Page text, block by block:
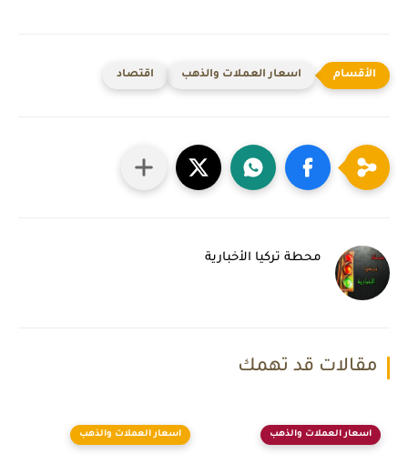
اسعار العملات والذهب اقتصاد
محطة تركيا الأخبارية
مقالات قد تهمك
اسعار العملات والذهب اسعار العملات والذهب